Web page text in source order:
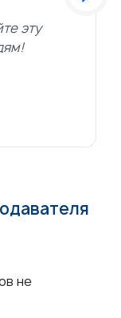
эту
не